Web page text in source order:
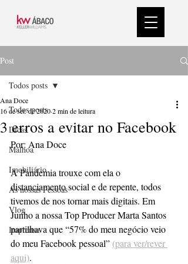
Post
Todos posts
Dicas
Malhoa
Imobiliário
As nossas Pessoas
Vlog
Imprensa
Todos posts
3 erros a evitar no Facebook
Ana Doce
16 de set. de 20202 min de leitura
Por: Ana Doce
A Pandemia trouxe com ela o
distanciamento social e de repente, todos
tivemos de nos tornar mais digitais. Em
Junho a nossa Top Producer Marta Santos
partilhava que “57% do meu negócio veio
do meu Facebook pessoal” (para ver/rever
aqui).